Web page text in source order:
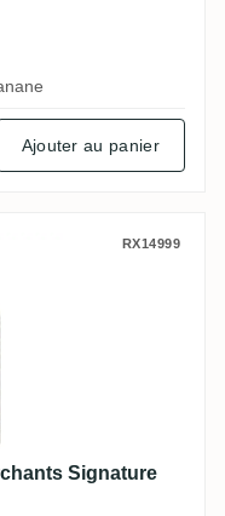
Ajouter au panier
Merchants
RX14999
Signature